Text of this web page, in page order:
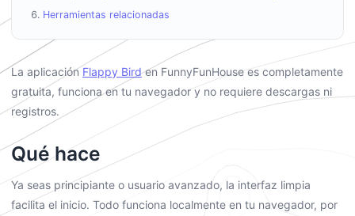
Herramientas relacionadas
La aplicaciónFlappy Birden FunnyFunHouse es completamente
gratuita, funciona en tu navegador y no requiere descargas ni
registros.
Qué hace
Ya seas principiante o usuario avanzado, la interfaz limpia
facilita el inicio. Todo funciona localmente en tu navegador, por